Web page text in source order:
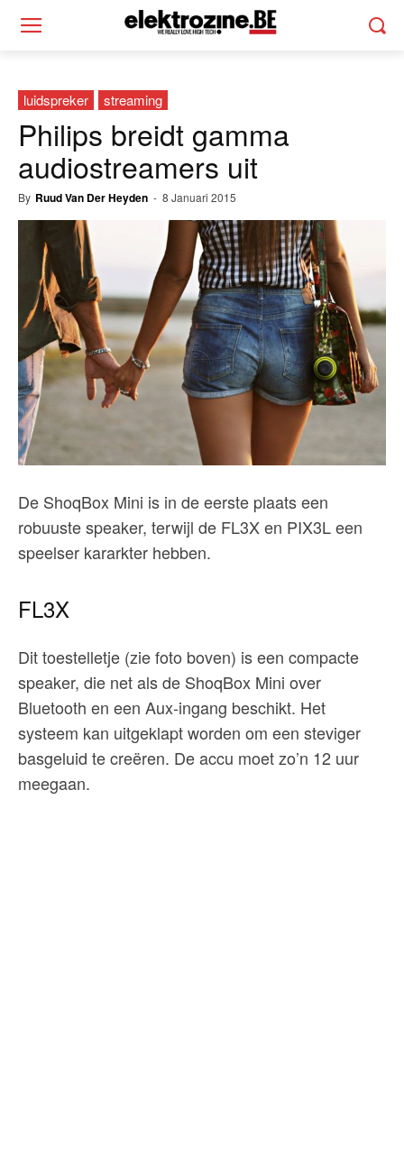
luidspreker streaming
Philips breidt gamma
audiostreamers uit
By Ruud Van Der Heyden - 8 Januari 2015
De ShoqBox Mini is in de eerste plaats een
robuuste speaker, terwijl de FL3X en PIX3L een
speelser kararkter hebben.
FL3X
Dit toestelletje (zie foto boven) is een compacte
speaker, die net als de ShoqBox Mini over
Bluetooth en een Aux-ingang beschikt. Het
systeem kan uitgeklapt worden om een steviger
basgeluid te creëren. De accu moet zo’n 12 uur
meegaan.